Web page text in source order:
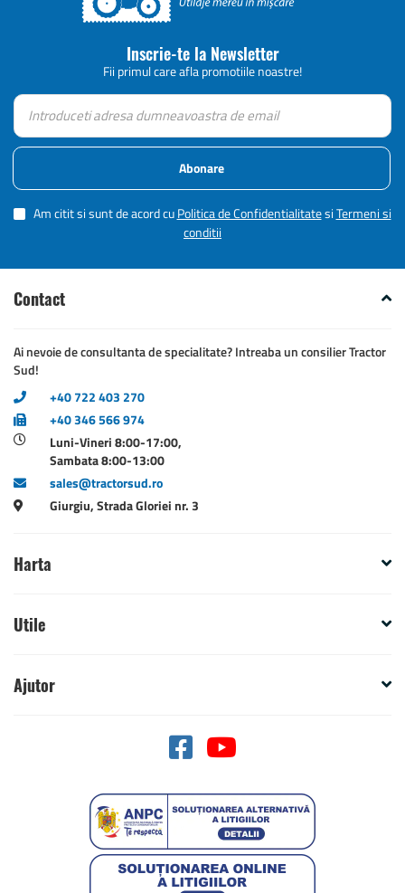
Inscrie-te la Newsletter
Fii primul care afla promotiile noastre!
Abonare
Am citit si sunt de acord cuPolitica de ConfidentialitatesiTermeni si
conditii
Contact
Ai nevoie de consultanta de specialitate? Intreaba un consilier Tractor
Sud!
+40 722 403 270
+40 346 566 974
Luni-Vineri 8:00-17:00,
Sambata 8:00-13:00
sales@tractorsud.ro
Giurgiu, Strada Gloriei nr. 3
Harta
Utile
Ajutor